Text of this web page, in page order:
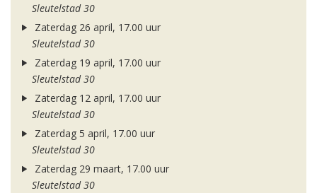
Sleutelstad 30
Zaterdag 26 april, 17.00 uur
Sleutelstad 30
Zaterdag 19 april, 17.00 uur
Sleutelstad 30
Zaterdag 12 april, 17.00 uur
Sleutelstad 30
Zaterdag 5 april, 17.00 uur
Sleutelstad 30
Zaterdag 29 maart, 17.00 uur
Sleutelstad 30